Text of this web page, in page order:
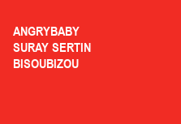
ANGRYBABY
SURAY SERTIN
BISOUBIZOU